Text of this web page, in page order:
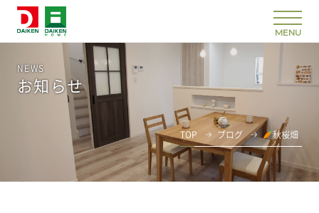
NEWS
お知らせ
TOP ブログ 秋桜畑